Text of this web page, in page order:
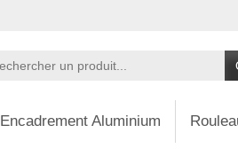
Encadrement Aluminium